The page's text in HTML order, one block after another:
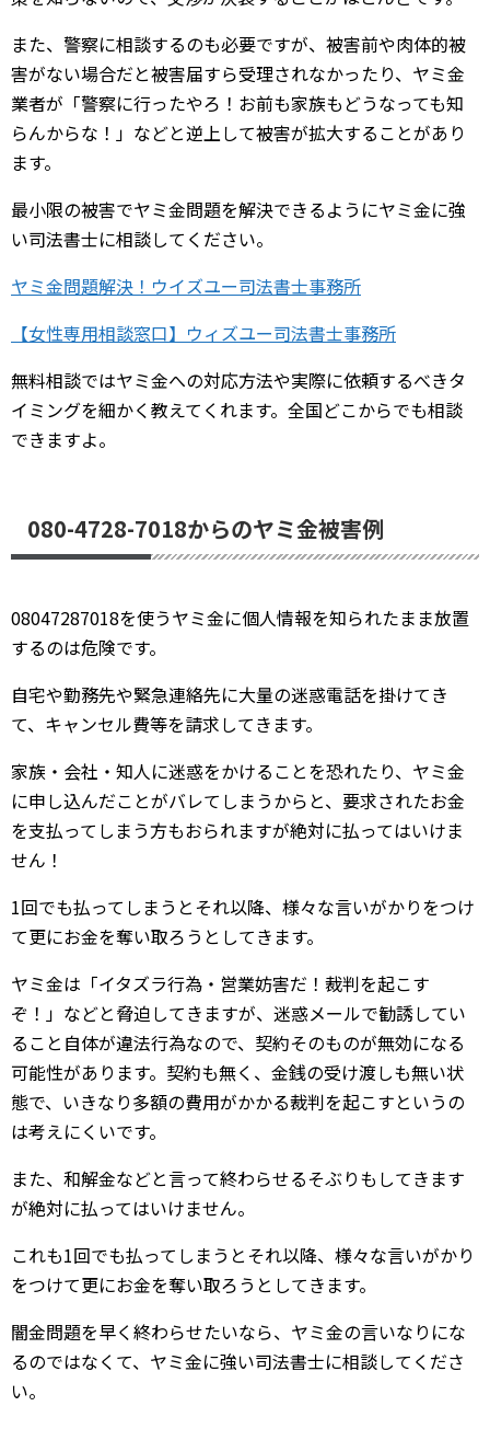
また、警察に相談するのも必要ですが、被害前や肉体的被
害がない場合だと被害届すら受理されなかったり、ヤミ金
業者が「警察に行ったやろ！お前も家族もどうなっても知
らんからな！」などと逆上して被害が拡大することがあり
ます。
最小限の被害でヤミ金問題を解決できるようにヤミ金に強
い司法書士に相談してください。
ヤミ金問題解決！ウイズユー司法書士事務所
【女性専用相談窓口】ウィズユー司法書士事務所
無料相談ではヤミ金への対応方法や実際に依頼するべきタ
イミングを細かく教えてくれます。全国どこからでも相談
できますよ。
080-4728-7018からのヤミ金被害例
08047287018を使うヤミ金に個人情報を知られたまま放置
するのは危険です。
自宅や勤務先や緊急連絡先に大量の迷惑電話を掛けてき
て、キャンセル費等を請求してきます。
家族・会社・知人に迷惑をかけることを恐れたり、ヤミ金
に申し込んだことがバレてしまうからと、要求されたお金
を支払ってしまう方もおられますが絶対に払ってはいけま
せん！
1回でも払ってしまうとそれ以降、様々な言いがかりをつけ
て更にお金を奪い取ろうとしてきます。
ヤミ金は「イタズラ行為・営業妨害だ！裁判を起こす
ぞ！」などと脅迫してきますが、迷惑メールで勧誘してい
ること自体が違法行為なので、契約そのものが無効になる
可能性があります。契約も無く、金銭の受け渡しも無い状
態で、いきなり多額の費用がかかる裁判を起こすというの
は考えにくいです。
また、和解金などと言って終わらせるそぶりもしてきます
が絶対に払ってはいけません。
これも1回でも払ってしまうとそれ以降、様々な言いがかり
をつけて更にお金を奪い取ろうとしてきます。
闇金問題を早く終わらせたいなら、ヤミ金の言いなりにな
るのではなくて、ヤミ金に強い司法書士に相談してくださ
い。